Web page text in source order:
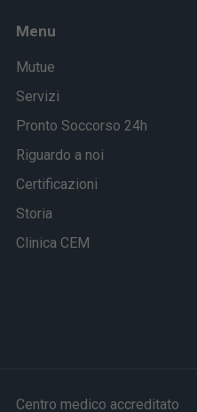
Menu
Mutue
Servizi
Pronto Soccorso 24h
Riguardo a noi
Certificazioni
Storia
Clinica CEM
Centro medico accreditato